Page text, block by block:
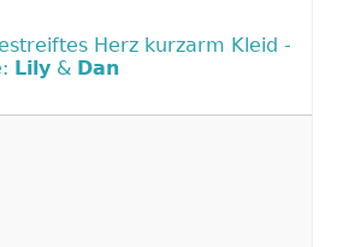
Herz kurzarm Kleid -
Lily & Dan